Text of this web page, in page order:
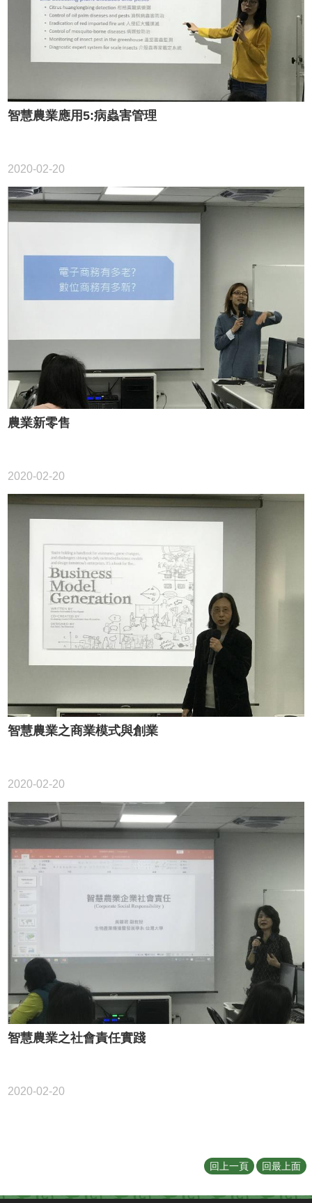
智慧農業應用5:病蟲害管理
2020-02-20
農業新零售
2020-02-20
智慧農業之商業模式與創業
2020-02-20
智慧農業之社會責任實踐
2020-02-20
回上一頁 回最上面